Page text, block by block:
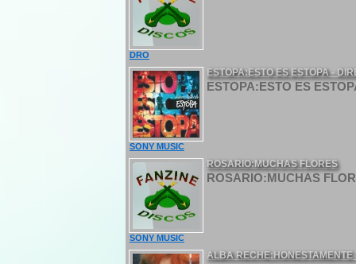
DRO
ESTOPA:ESTO ES ESTOPA -
ESTOPA:ESTO ES
SONY MUSIC
ROSARIO:MUCHAS FLORES
ROSARIO:MUCHAS
SONY MUSIC
ALBA RECHE:HONESTAMENTE